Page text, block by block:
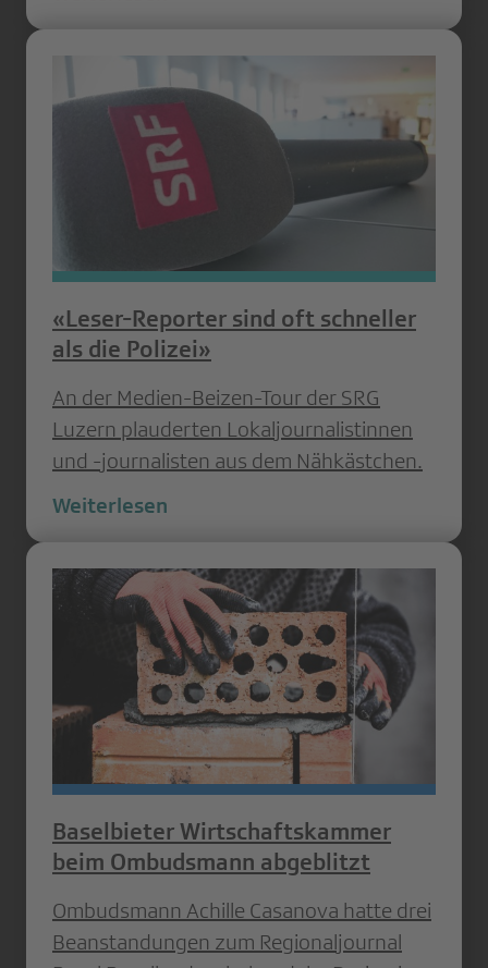
«Leser-Reporter sind oft schneller
als die Polizei»
An der Medien-Beizen-Tour der SRG
Luzern plauderten Lokaljournalistinnen
und -journalisten aus dem Nähkästchen.
Weiterlesen
Baselbieter Wirtschaftskammer
beim Ombudsmann abgeblitzt
Ombudsmann Achille Casanova hatte drei
Beanstandungen zum Regionaljournal